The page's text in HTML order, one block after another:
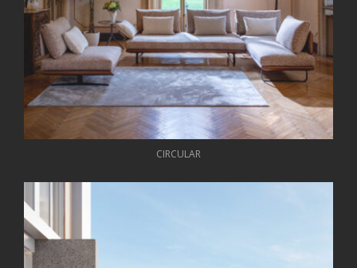
CIRCULAR